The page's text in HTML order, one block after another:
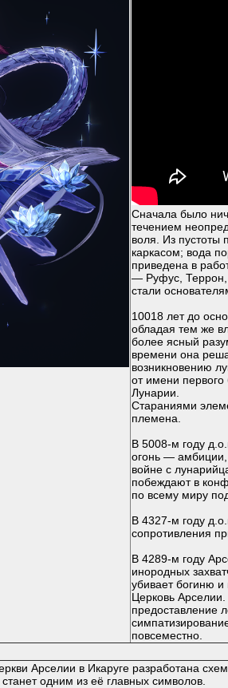
Сначала было
течением
воля. Из пустоты
каркасом; вода
приведена в
— Руфус, Террон,
стали
10018 лет до
обладая тем же
более ясный
времени она
возникновению
от имени
Лунарии.
Стараниями
племена.
В 5008-м году
огонь — амбиции,
войне с
побеждают в
по всему миру
В 4327-м году
сопротивления
В 4289-м году
инородных
убивает богиню и
Церковь
предоставление
повсеместно.
Арселии в Икаруге разработана
одним из её главных символов.